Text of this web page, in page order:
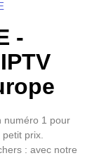
-
numéro 1 pour
petit prix.
: avec notre